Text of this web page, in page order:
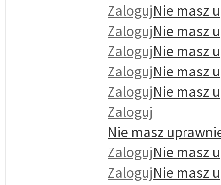
ZalogujNie masz
ZalogujNie masz
ZalogujNie masz
ZalogujNie masz
ZalogujNie masz
Zaloguj
Nie masz
ZalogujNie masz
ZalogujNie masz